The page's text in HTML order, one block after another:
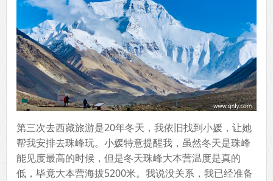
第三次去西藏旅游是20年冬天，我依旧找到小媛，让她
帮我安排去珠峰玩。小媛特意提醒我，虽然冬天是珠峰
能见度最高的时候，但是冬天珠峰大本营温度是真的
低，毕竟大本营海拔5200米。我说没关系，我已经准备